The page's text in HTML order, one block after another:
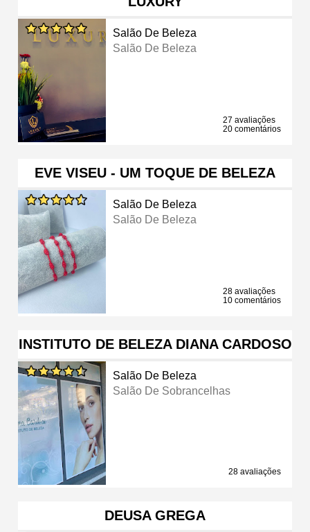
Salão De Beleza
Salão De Beleza
27 avaliações
20 comentários
EVE VISEU - UM TOQUE DE BELEZA
Salão De Beleza
Salão De Beleza
28 avaliações
10 comentários
INSTITUTO DE BELEZA DIANA CARDOSO
Salão De Beleza
Salão De Sobrancelhas
28 avaliações
DEUSA GREGA